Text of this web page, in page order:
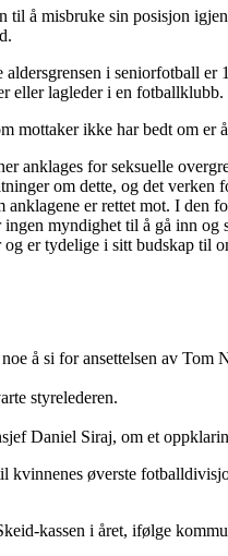
å misbruke sin posisjon
i seniorfotball
eller lagleder i en fotballklubb.
ikke har bedt om er
for seksuelle
om dette, og det
er rettet mot. I den
myndighet til å gå inn
er tydelige i sitt budskap til
å si for ansettelsen av Tom
styrelederen.
Daniel Siraj, om et
kvinnenes øverste
kassen i året, ifølge